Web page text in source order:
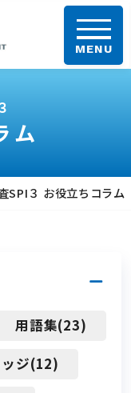
ム
SPI３ お役立ちコラム
用語集(23)
ジ(12)